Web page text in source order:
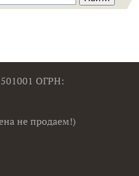
ОГРН:
не продаем!)